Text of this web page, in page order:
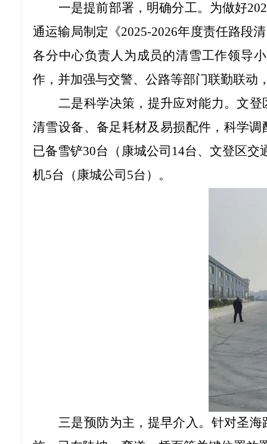
一是提前部署，明确分工。为做好
通运输局制定《2025-2026年度责任路段
各分中心负责人为成员的清雪工作领导
作，并加强与交警、公路等部门联勤联动
二是科学决策，提升应对能力。文
清雪设备、备足耗材及易损配件，科学
已备雪铲30台（康城公司14台、文登区
机5台（康城公司5台）。
三是预防为主，提早介入。针对圣